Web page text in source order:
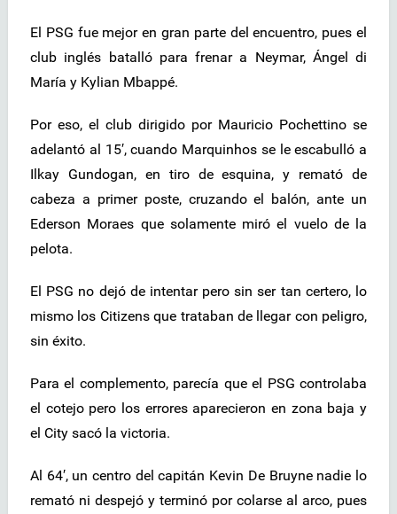
El PSG fue mejor en gran parte del encuentro, pues el
club inglés batalló para frenar a Neymar, Ángel di
María y Kylian Mbappé.
Por eso, el club dirigido por Mauricio Pochettino se
adelantó al 15′, cuando Marquinhos se le escabulló a
Ilkay Gundogan, en tiro de esquina, y remató de
cabeza a primer poste, cruzando el balón, ante un
Ederson Moraes que solamente miró el vuelo de la
pelota.
El PSG no dejó de intentar pero sin ser tan certero, lo
mismo los Citizens que trataban de llegar con peligro,
sin éxito.
Para el complemento, parecía que el PSG controlaba
el cotejo pero los errores aparecieron en zona baja y
el City sacó la victoria.
Al 64′, un centro del capitán Kevin De Bruyne nadie lo
remató ni despejó y terminó por colarse al arco, pues